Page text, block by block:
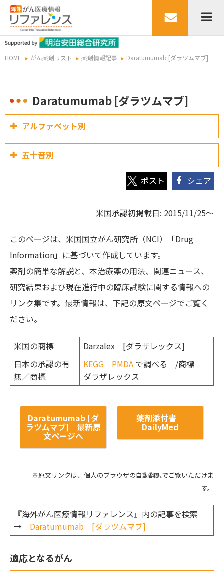
HOME がん薬剤リスト 薬剤情報記事 Daratumumab [ダラツムマブ]
Daratumumab [ダラツムマブ]
アルファベット別
五十音別
シェア
米国承認初掲載日: 2015/11/25～
このページは、米国国立がん研究所（NCI）「Drug
Information」に基づいて作成しています。
薬剤の簡単な解説と、本治療薬の用法、関連ニュース、
研究結果および現在進行中の臨床試験に関する情報への
リンク集です。最新情報は、下記の原文ページでご覧く
ださい。
米国の商標
Darzalex [ダラザレックス]
日本の承認の有
無／商標
KEGG PMDA で調べる /商標
ダラザレックス
Daratumumab [ダ
ラツムマブ] 最新原
文ページへ
薬剤添付書
DailyMed
※原文リンクは、個人のブラウザの自動翻訳でご覧いただけま
す。
『海外がん医療情報リファレンス』内の記事を検索
→
Daratumumab [ダラツムマブ]
適応となるがん